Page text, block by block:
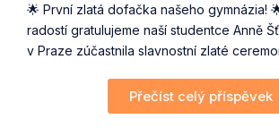
🌟 První zlatá dofačka našeho gymnázia!
radostí gratulujeme naší studentce Anně
v Praze zúčastnila slavnostní zlaté
Přečíst celý příspěvek